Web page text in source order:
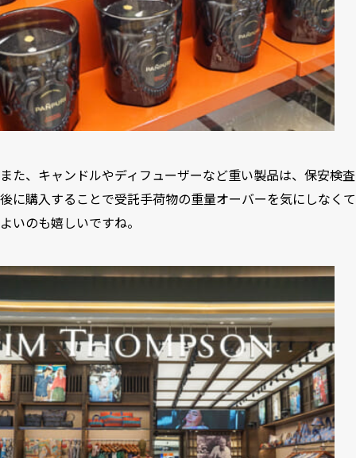
また、キャンドルやディフューザーなど重い製品は、保安検査
後に購入することで受託手荷物の重量オーバーを気にしなくて
よいのも嬉しいですね。